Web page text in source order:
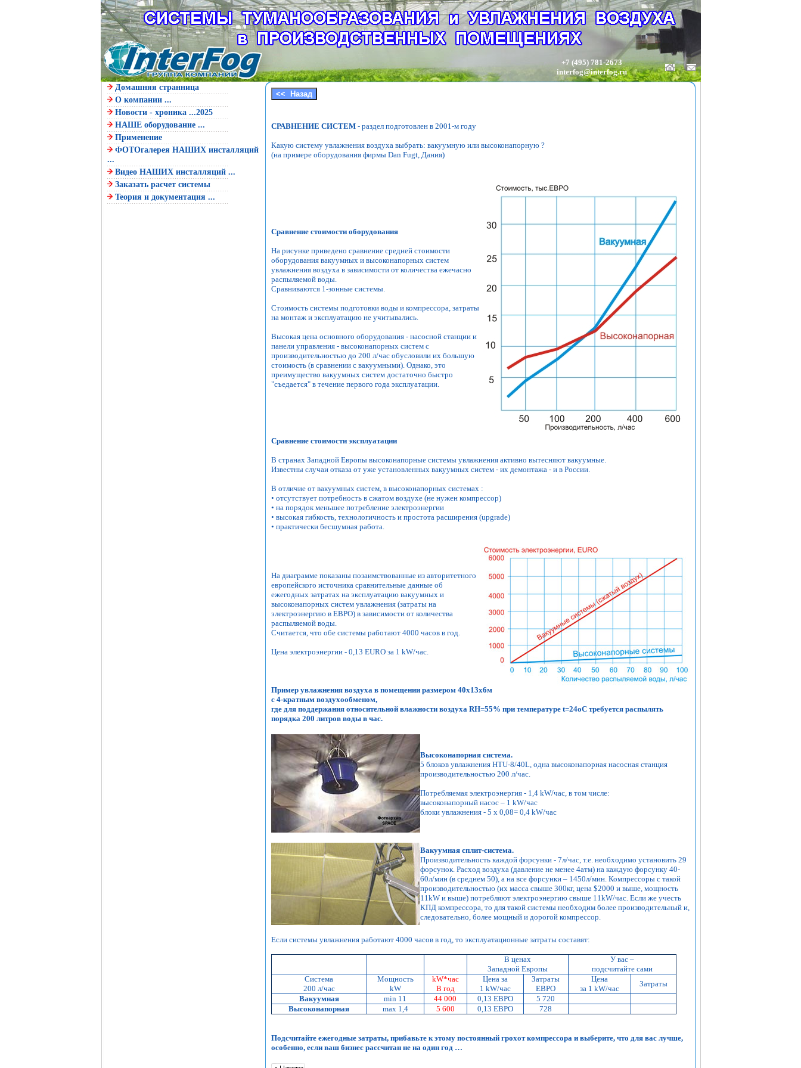
+7 (495) 781-2673
interfog@interfog.ru
Домашняя странница
О компании ...
Новости - хроника ...2025
НАШЕ оборудование ...
Применение
ФОТОгалерея НАШИХ инсталляций
...
Видео НАШИХ инсталляций ...
Заказать расчет системы
Теория и документация ...
СРАВНЕНИЕ СИСТЕМ- раздел подготовлен в 2001-м году
Какую систему увлажнения воздуха выбрать: вакуумную или высоконапорную ?
(на примере оборудования фирмы Dan Fugt, Дания)
Сравнение стоимости оборудования
На рисунке приведено сравнение средней стоимости
оборудования вакуумных и высоконапорных систем
увлажнения воздуха в зависимости от количества ежечасно
распыляемой воды.
Сравниваются 1-зонные системы.
Стоимость системы подготовки воды и компрессора, затраты
на монтаж и эксплуатацию не учитывались.
Высокая цена основного оборудования - насосной станции и
панели управления - высоконапорных систем с
производительностью до 200 л/час обусловили их большую
стоимость (в сравнении с вакуумными). Однако, это
преимущество вакуумных систем достаточно быстро
"съедается" в течение первого года эксплуатации.
Сравнение стоимости эксплуатации
В странах Западной Европы высоконапорные системы увлажнения активно вытесняют вакуумные.
Известны случаи отказа от уже установленных вакуумных систем - их демонтажа - и в России.
В отличие от вакуумных систем, в высоконапорных системах :
• отсутствует потребность в сжатом воздухе (не нужен компрессор)
• на порядок меньшее потребление электроэнергии
• высокая гибкость, технологичность и простота расширения (upgrade)
• практически бесшумная работа.
На диаграмме показаны позаимствованные из авторитетного
европейского источника сравнительные данные об
ежегодных затратах на эксплуатацию вакуумных и
высоконапорных систем увлажнения (затраты на
электроэнергию в ЕВРО) в зависимости от количества
распыляемой воды.
Считается, что обе системы работают 4000 часов в год.
Цена электроэнергии - 0,13 EURO за 1 kW/час.
Пример увлажнения воздуха в помещении размером 40х13х6м
с 4-кратным воздухообменом,
где для поддержания относительной влажности воздуха RH=55% при температуре t=24оС требуется распылять
порядка 200 литров воды в час.
Высоконапорная система.
5 блоков увлажнения HTU-8/40L, одна высоконапорная насосная станция
производительностью 200 л/час.
Потребляемая электроэнергия - 1,4 kW/час, в том числе:
высоконапорный насос – 1 kW/час
блоки увлажнения - 5 х 0,08= 0,4 kW/час
Вакуумная сплит-система.
Производительность каждой форсунки - 7л/час, т.е. необходимо установить 29
форсунок. Расход воздуха (давление не менее 4атм) на каждую форсунку 40-
60л/мин (в среднем 50), а на все форсунки – 1450л/мин. Компрессоры с такой
производительностью (их масса свыше 300кг, цена $2000 и выше, мощность
11kW и выше) потребляют электроэнергию свыше 11kW/час. Если же учесть
КПД компрессора, то для такой системы необходим более производительный и,
следовательно, более мощный и дорогой компрессор.
Если системы увлажнения работают 4000 часов в год, то эксплуатационные затраты составят:
В ценах
Западной Европы
У вас –
подсчитайте сами
Система
200 л/час
Мощность
kW
kW*час
В год
Цена за
1 kW/час
Затраты
ЕВРО
Цена
за 1 kW/час
Затраты
Вакуумная
min 11 44 000 0,13 ЕВРО
5 720
Высоконапорная
max 1,4 5 600 0,13 ЕВРО 728
Подсчитайте ежегодные затраты, прибавьте к этому постоянный грохот компрессора и выберите, что для вас лучше,
особенно, если ваш бизнес рассчитан не на один год …